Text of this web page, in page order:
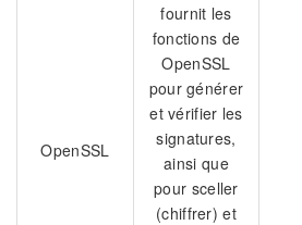
OpenSSL
fournit les
fonctions de
OpenSSL
pour générer
et vérifier les
signatures,
ainsi que
pour sceller
(chiffrer) et